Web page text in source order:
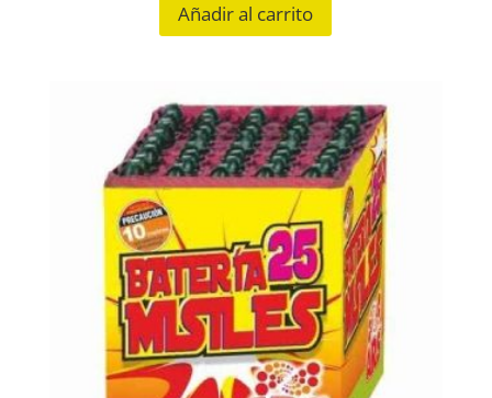
Añadir al carrito